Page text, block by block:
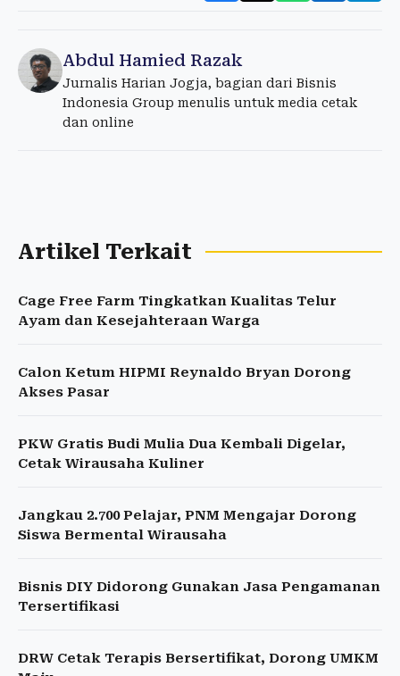
Abdul Hamied Razak
Jurnalis Harian Jogja, bagian dari Bisnis
Indonesia Group menulis untuk media cetak
dan online
Artikel Terkait
Cage Free Farm Tingkatkan Kualitas Telur
Ayam dan Kesejahteraan Warga
Calon Ketum HIPMI Reynaldo Bryan Dorong
Akses Pasar
PKW Gratis Budi Mulia Dua Kembali Digelar,
Cetak Wirausaha Kuliner
Jangkau 2.700 Pelajar, PNM Mengajar Dorong
Siswa Bermental Wirausaha
Bisnis DIY Didorong Gunakan Jasa Pengamanan
Tersertifikasi
DRW Cetak Terapis Bersertifikat, Dorong UMKM